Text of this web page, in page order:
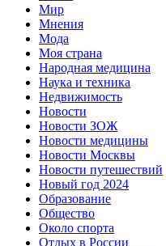
Мир
Мнения
Мода
Моя страна
Народная медицина
Наука и техника
Недвижимость
Новости
Новости ЗОЖ
Новости медицины
Новости Москвы
Новости путешествий
Новый год 2024
Образование
Общество
Около спорта
Отдых в России